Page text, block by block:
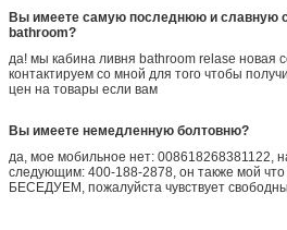
Вы имеете самую последнюю и славную
bathroom?
да! мы кабина ливня bathroom relase новая
контактируем со мной для того чтобы
цен на товары если вам
Вы имеете немедленную болтовню?
да, мое мобильное нет: 008618268381122,
следующим: 400-188-2878, он также мой
БЕСЕДУЕМ, пожалуйста чувствует